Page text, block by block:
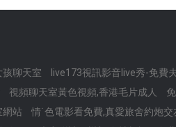
孩聊天室 live173視訊影音live秀-免費
視頻聊天室黃色視頻,香港毛片成人
網站
情˙色電影看免費,真愛旅舍約炮交